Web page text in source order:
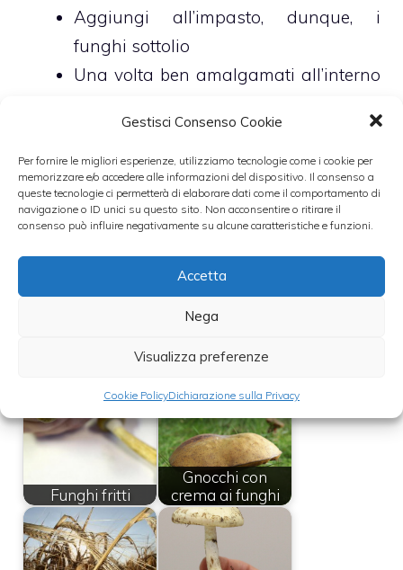
Gestisci Consenso Cookie
Per fornire le migliori esperienze, utilizziamo tecnologie come i cookie per
memorizzare e/o accedere alle informazioni del dispositivo. Il consenso a
queste tecnologie ci permetterà di elaborare dati come il comportamento di
navigazione o ID unici su questo sito. Non acconsentire o ritirare il
consenso può influire negativamente su alcune caratteristiche e funzioni.
Accetta
Nega
Visualizza preferenze
Cookie PolicyDichiarazione sulla Privacy
Aggiungi all’impasto, dunque, i
funghi sottolio
Una volta ben amalgamati all’interno
pirottini, non riempiendoli
completamente, e cuoci i muffin salati
ai funghi, infine, per circa 20 minuti in
forno preriscaldato a 180 gradi
Photo Credits | Getty Images
Leggi anche:
Funghi fritti
Gnocchi con
crema ai funghi